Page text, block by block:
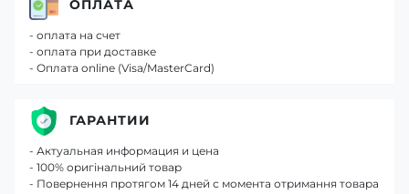
ОПЛАТА
- оплата на счет
- оплата при доставке
- Оплата online (Visa/MasterCard)
ГАРАНТИИ
- Актуальная информация и цена
- 100% оригінальний товар
- Повернення протягом 14 дней с момента отримання товара